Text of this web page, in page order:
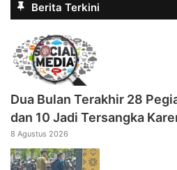
Berita Terkini
Dua Bulan Terakhir 28
dan 10 Jadi Tersangka
8 Agustus 2026